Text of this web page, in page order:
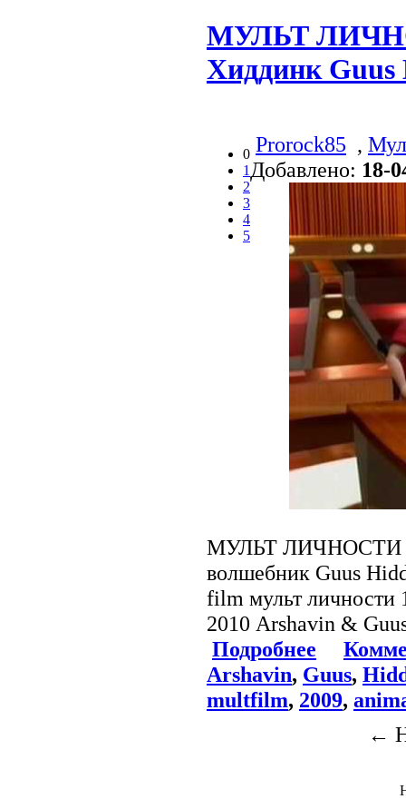
МУЛЬТ
Хиддинк
0
1
2
3
4
5
Prorock85 ,
Добавлено: 18-
МУЛЬТ ЛИЧНОСТИ -
волшебник Guus
film мульт личности
2010 Arshavin &
Подробнее
Arshavin, Guus,
multfilm, 2009,
←